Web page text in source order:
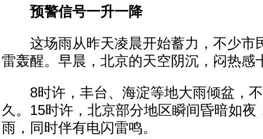
预警信号一升一降
这场雨从昨天凌晨开始蓄力，不少市
雷轰醒。早晨，北京的天空阴沉，闷热感
8时许，丰台、海淀等地大雨倾盆，不
久。15时许，北京部分地区瞬间昏暗如夜
雨，同时伴有电闪雷鸣。